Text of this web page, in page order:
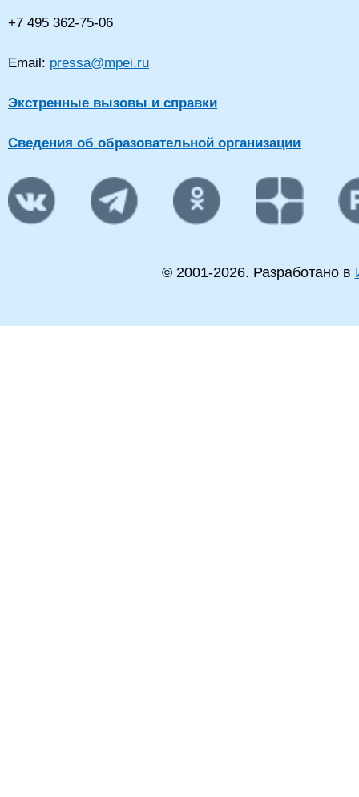
+7 495 362-75-06
Email: pressa@mpei.ru
Экстренные вызовы и справки
Сведения об образовательной организации
© 2001-2026. Разработано в